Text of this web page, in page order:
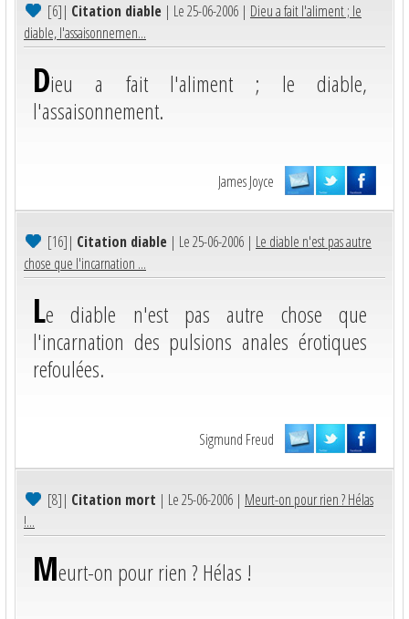
[6]| Citation diable | Le 25-06-2006 | Dieu a fait l'aliment ; le
diable, l'assaisonnemen...
Dieu a fait l'aliment ; le diable,
l'assaisonnement.
James Joyce
[16]| Citation diable | Le 25-06-2006 | Le diable n'est pas autre
chose que l'incarnation ...
Le diable n'est pas autre chose que
l'incarnation des pulsions anales érotiques
refoulées.
Sigmund Freud
[8]| Citation mort | Le 25-06-2006 | Meurt-on pour rien ? Hélas
!...
Meurt-on pour rien ? Hélas !